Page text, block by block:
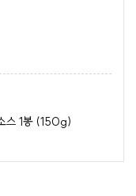
스 1봉 (150g)